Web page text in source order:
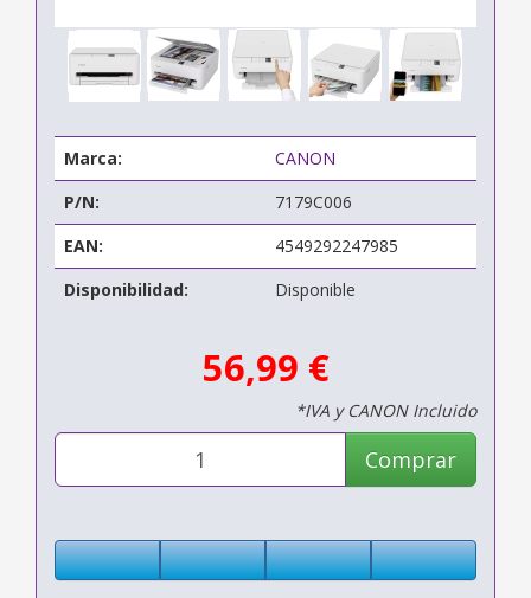
Marca:
CANON
P/N:
7179C006
EAN:
4549292247985
Disponibilidad:
Disponible
56,99 €
*IVA y CANON Incluido
Comprar